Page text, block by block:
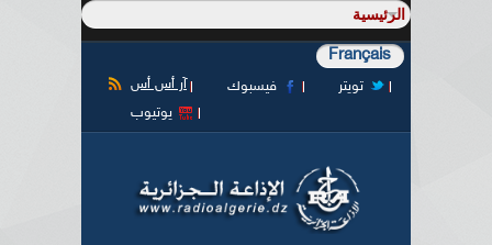
Français
آر أس أس فيسبوك
تويتر
يوتيوب